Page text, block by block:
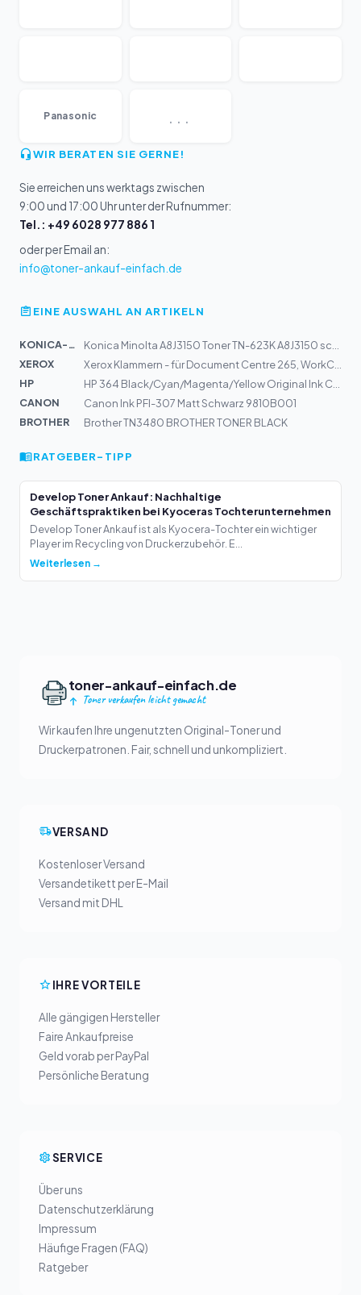
Panasonic ...
WIR BERATEN SIE GERNE!
Sie erreichen uns werktags zwischen
9:00 und 17:00 Uhr unter der Rufnummer:
Tel.: +49 6028 977 886 1
oder per Email an:
info@toner-ankauf-einfach.de
EINE AUSWAHL AN ARTIKELN
KONICA-MIN...
XEROX
HP
CANON
Canon Ink PFI-307 Matt Schwarz 9810B001
BROTHER
Brother TN3480 BROTHER TONER BLACK
RATGEBER-TIPP
Develop Toner Ankauf: Nachhaltige
Geschäftspraktiken bei Kyoceras Tochterunternehmen
Develop Toner Ankauf ist als Kyocera-Tochter ein wichtiger
Player im Recycling von Druckerzubehör. E...
Weiterlesen →
toner-ankauf-einfach.de
Toner verkaufen leicht gemacht
Wir kaufen Ihre ungenutzten Original-Toner und
Druckerpatronen. Fair, schnell und unkompliziert.
VERSAND
Kostenloser Versand
Versandetikett per E-Mail
Versand mit DHL
IHRE VORTEILE
Alle gängigen Hersteller
Faire Ankaufpreise
Geld vorab per PayPal
Persönliche Beratung
SERVICE
Über uns
Datenschutzerklärung
Impressum
Häufige Fragen (FAQ)
Ratgeber